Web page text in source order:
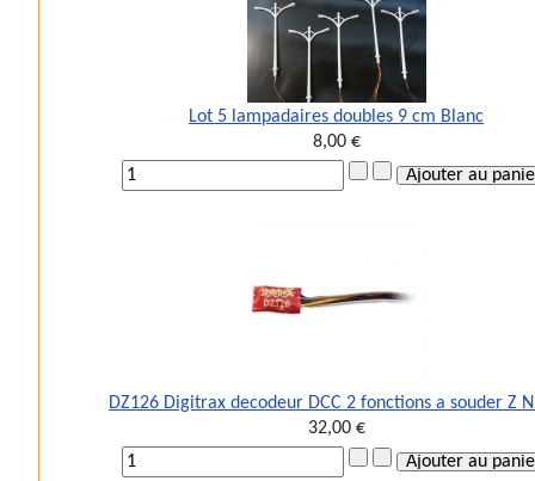
Lot 5 lampadaires doubles 9 cm Blanc
8,00 €
DZ126 Digitrax decodeur DCC 2 fonctions a souder Z
32,00 €